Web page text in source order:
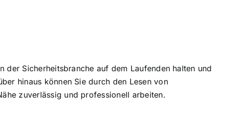
der Sicherheitsbranche auf dem Laufenden halten und
hinaus können Sie durch den Lesen von
zuverlässig und professionell arbeiten.